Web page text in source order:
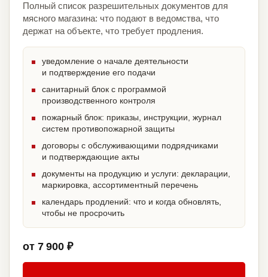
Полный список разрешительных документов для
мясного магазина: что подают в ведомства, что
держат на объекте, что требует продления.
уведомление о начале деятельности
и подтверждение его подачи
санитарный блок с программой
производственного контроля
пожарный блок: приказы, инструкции, журнал
систем противопожарной защиты
договоры с обслуживающими подрядчиками
и подтверждающие акты
документы на продукцию и услуги: декларации,
маркировка, ассортиментный перечень
календарь продлений: что и когда обновлять,
чтобы не просрочить
от 7 900 ₽